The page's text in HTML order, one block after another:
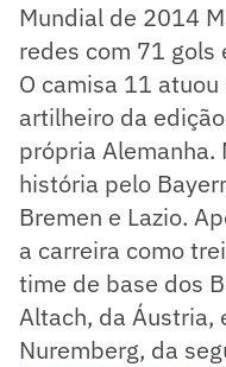
Mundial de 2014
redes com 71 gols
O camisa 11
artilheiro da
própria Alemanha.
história pelo
Bremen e Lazio.
a carreira como
time de base dos
Altach, da Áustria,
Nuremberg, da